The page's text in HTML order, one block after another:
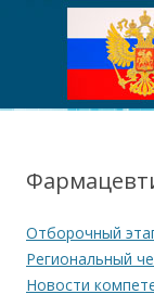
Отборочный
Региональный
Новости